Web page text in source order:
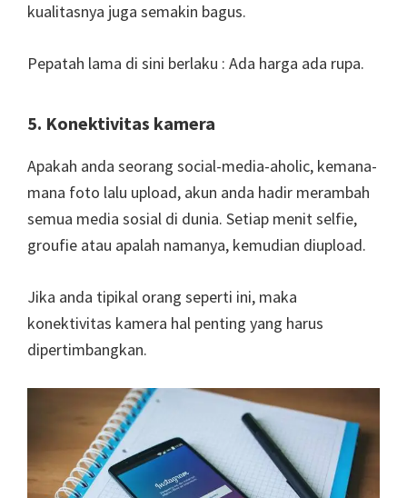
kualitasnya juga semakin bagus.
Pepatah lama di sini berlaku : Ada harga ada rupa.
5. Konektivitas kamera
Apakah anda seorang social-media-aholic, kemana-
mana foto lalu upload, akun anda hadir merambah
semua media sosial di dunia. Setiap menit selfie,
groufie atau apalah namanya, kemudian diupload.
Jika anda tipikal orang seperti ini, maka
konektivitas kamera hal penting yang harus
dipertimbangkan.